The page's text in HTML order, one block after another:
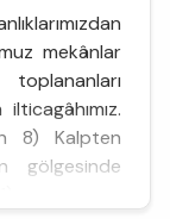
mekânlar
toplananları
8) Kalpten
gölgesinde